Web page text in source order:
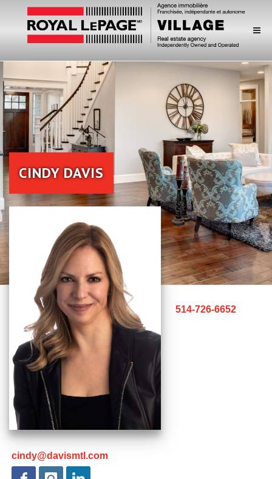
CINDY DAVIS
514-726-6652
cindy@davismtl.com